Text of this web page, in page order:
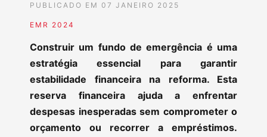
PUBLICADO EM 07 JANEIRO 2025
EMR 2024
Construir um fundo de emergência é uma
estratégia essencial para garantir
estabilidade financeira na reforma. Esta
reserva financeira ajuda a enfrentar
despesas inesperadas sem comprometer o
orçamento ou recorrer a empréstimos.